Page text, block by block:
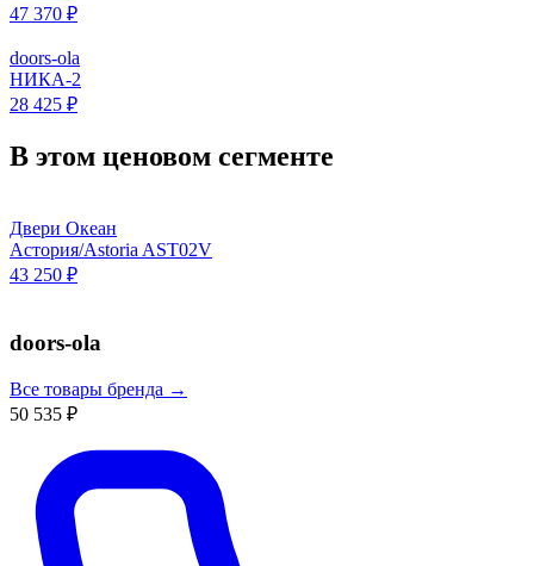
47 370 ₽
doors-ola
НИКА-2
28 425 ₽
В этом ценовом сегменте
Двери Океан
Астория/Astoria AST02V
43 250 ₽
doors-ola
Все товары бренда →
50 535 ₽